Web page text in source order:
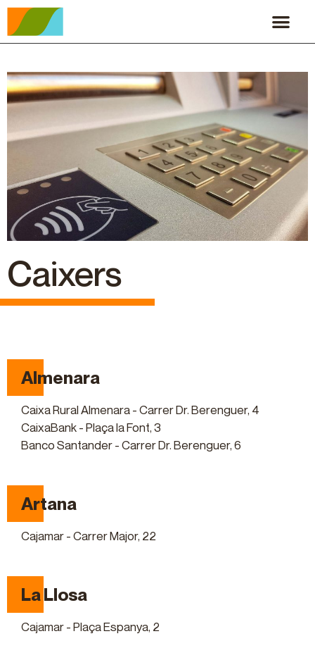
Caixers
Almenara
Caixa Rural Almenara - Carrer Dr. Berenguer, 4
CaixaBank - Plaça la Font, 3
Banco Santander - Carrer Dr. Berenguer, 6
Artana
Cajamar - Carrer Major, 22
La Llosa
Cajamar - Plaça Espanya, 2